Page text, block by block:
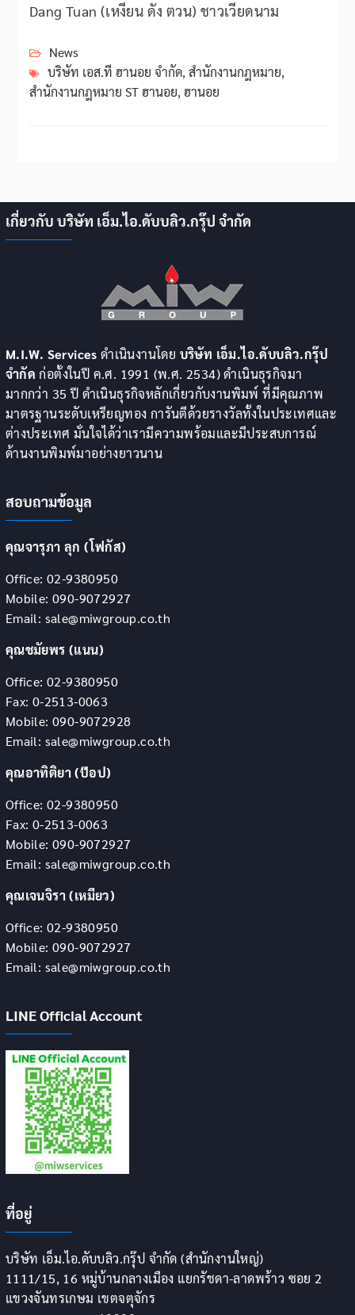
Dang Tuan (เหงียน ดัง ตวน) ชาวเวียดนาม
News
บริษัท เอส.ที ฮานอย จำกัด, สำนักงานกฎหมาย,
สำนักงานกฎหมาย ST ฮานอย, ฮานอย
เกี่ยวกับ บริษัท เอ็ม.ไอ.ดับบลิว.กรุ๊ป จำกัด
M.I.W. Services ดำเนินงานโดย บริษัท เอ็ม.ไอ.ดับบลิว.กรุ๊ป
จำกัด ก่อตั้งในปี ค.ศ. 1991 (พ.ศ. 2534) ดำเนินธุรกิจมา
มากกว่า 35 ปี ดำเนินธุรกิจหลักเกี่ยวกับงานพิมพ์ ที่มีคุณภาพ
มาตรฐานระดับเหรียญทอง การันตีด้วยรางวัลทั้งในประเทศและ
ต่างประเทศ มั่นใจได้ว่าเรามีความพร้อมและมีประสบการณ์
ด้านงานพิมพ์มาอย่างยาวนาน
สอบถามข้อมูล
คุณจารุภา ลุก (โฟกัส)
Office: 02-9380950
Mobile: 090-9072927
Email: sale@miwgroup.co.th
คุณชมัยพร (แนน)
Office: 02-9380950
Fax: 0-2513-0063
Mobile: 090-9072928
Email: sale@miwgroup.co.th
คุณอาทิติยา (ป๊อป)
Office: 02-9380950
Fax: 0-2513-0063
Mobile: 090-9072927
Email: sale@miwgroup.co.th
คุณเจนจิรา (เหมียว)
Office: 02-9380950
Mobile: 090-9072927
Email: sale@miwgroup.co.th
LINE Official Account
ที่อยู่
บริษัท เอ็ม.ไอ.ดับบลิว.กรุ๊ป จำกัด (สำนักงานใหญ่)
1111/15, 16 หมู่บ้านกลางเมือง แยกรัชดา-ลาดพร้าว ซอย 2
แขวงจันทรเกษม เขตจตุจักร